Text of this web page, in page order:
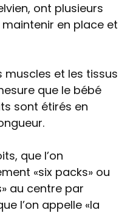
ont plusieurs
en place et
muscles et les tissus
que le bébé
sont étirés en
que l’on
«six packs» ou
au centre par
l’on appelle «la